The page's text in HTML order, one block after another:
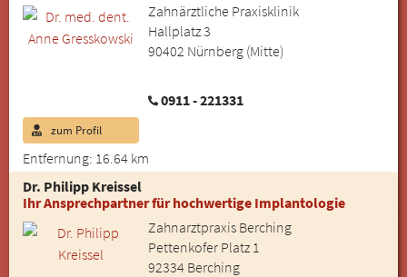
Zahnärztliche Praxisklinik
Hallplatz 3
90402 Nürnberg (Mitte)
0911 - 221331
Entfernung: 16.64 km
zum Profil
Dr. Philipp Kreissel
Ihr Ansprechpartner für hochwertige Implantologie
Zahnarztpraxis Berching
Pettenkofer Platz 1
92334 Berching